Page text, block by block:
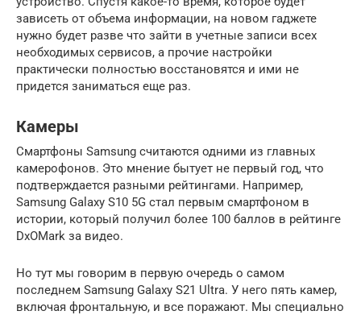
зависеть от объема информации, на новом гаджете
нужно будет разве что зайти в учетные записи всех
необходимых сервисов, а прочие настройки
практически полностью восстановятся и ими не
придется заниматься еще раз.
Камеры
Смартфоны Samsung считаются одними из главных
камерофонов. Это мнение бытует не первый год, что
подтверждается разными рейтингами. Например,
Samsung Galaxy S10 5G стал первым смартфоном в
истории, который получил более 100 баллов в рейтинге
DxOMark за видео.
Но тут мы говорим в первую очередь о самом
последнем Samsung Galaxy S21 Ultra. У него пять камер,
включая фронтальную, и все поражают. Мы специально